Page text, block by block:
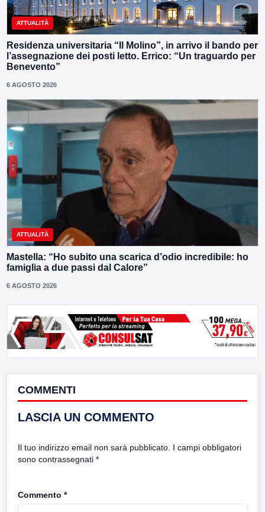
ATTUALITÀ
Residenza universitaria “Il Molino”, in arrivo il bando per
l’assegnazione dei posti letto. Errico: “Un traguardo per
Benevento”
6 AGOSTO 2026
ATTUALITÀ
Mastella: “Ho subito una scarica d’odio incredibile: ho
famiglia a due passi dal Calore”
6 AGOSTO 2026
COMMENTI
LASCIA UN COMMENTO
Il tuo indirizzo email non sarà pubblicato. I campi obbligatori
sono contrassegnati *
Commento *